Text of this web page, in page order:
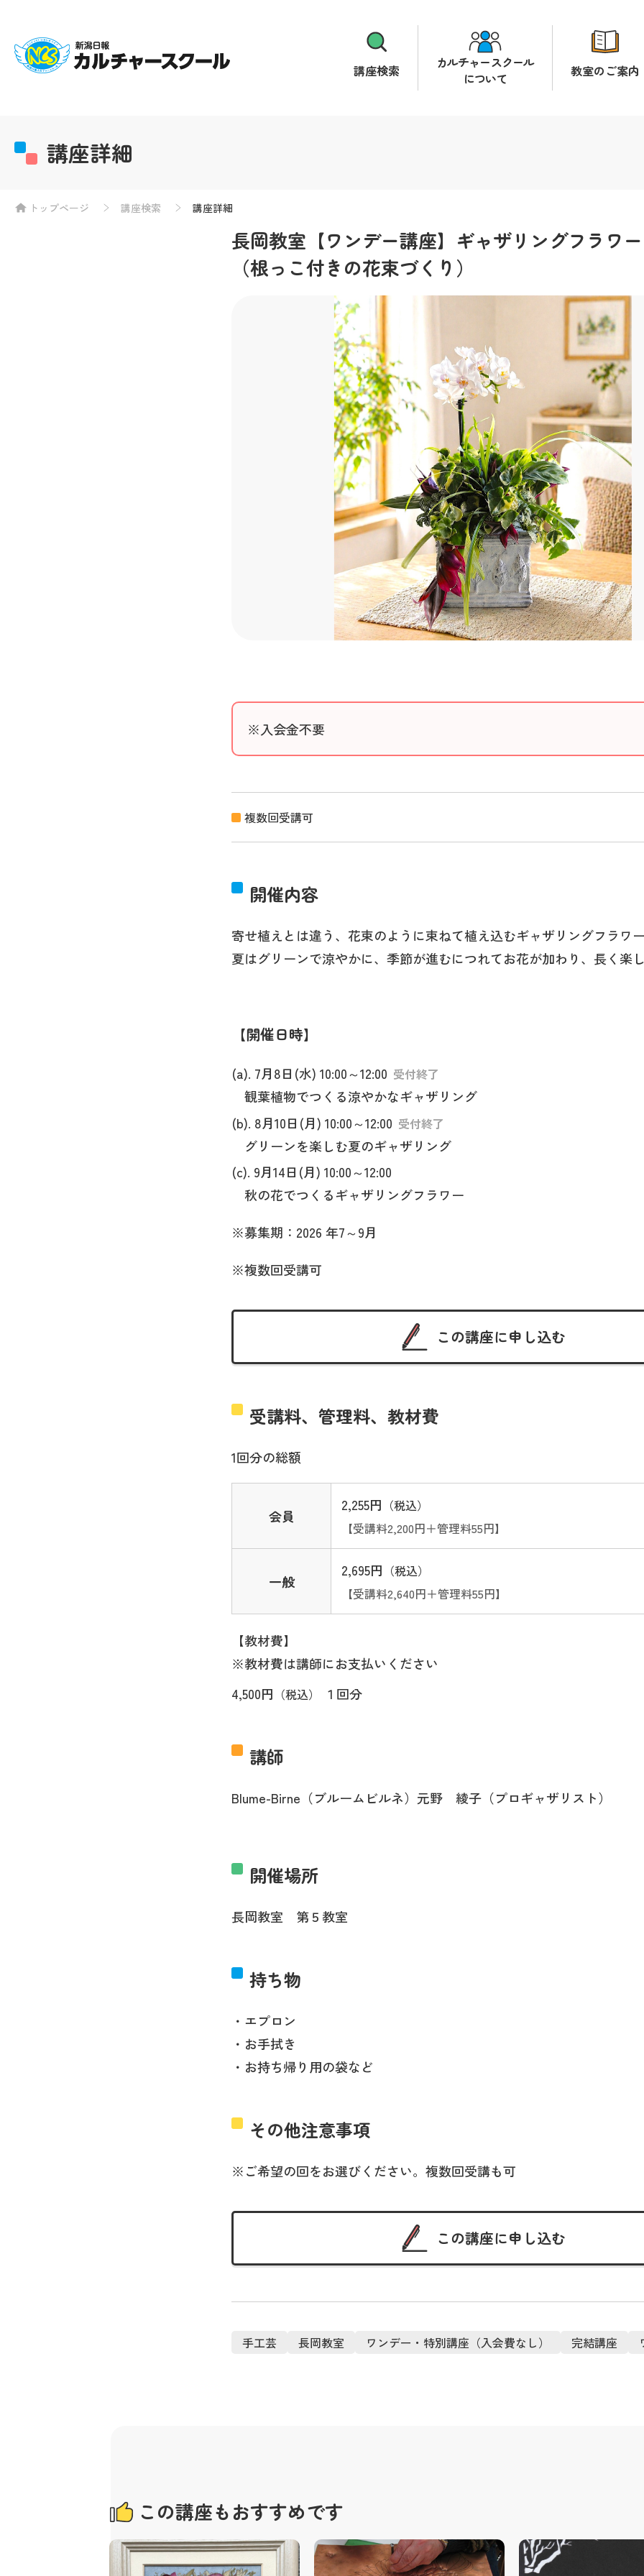
講座検索
カルチャースクール
について
教室のご案内
講座詳細
トップページ 講座検索 講座詳細
長岡教室【ワンデー講座】ギャザリングフラワ
（根っこ付きの花束づくり）
※入会金不要
複数回受講可
開催内容
寄せ植えとは違う、花束のように束ねて植え込むギャザリングフラワー
夏はグリーンで涼やかに、季節が進むにつれてお花が加わり、長く楽し
開催日時
(a). 7月8日(水) 10:00～12:00 受付終了
観葉植物でつくる涼やかなギャザリング
(b). 8月10日(月) 10:00～12:00 受付終了
グリーンを楽しむ夏のギャザリング
(c). 9月14日(月) 10:00～12:00
秋の花でつくるギャザリングフラワー
※募集期：2026 年7～9月
※複数回受講可
この講座に申し込む
受講料、管理料、教材費
1回分の総額
会員
2,255円 （税込）
【受講料2,200円＋管理料55円】
一般
2,695円 （税込）
【受講料2,640円＋管理料55円】
【教材費】
※教材費は講師にお支払いください
4,500円 （税込） １回分
講師
Blume-Birne（ブルームビルネ）元野 綾子（プロギャザリスト）
開催場所
長岡教室 第５教室
持ち物
・エプロン
・お手拭き
・お持ち帰り用の袋など
その他注意事項
※ご希望の回をお選びください。複数回受講も可
この講座に申し込む
手工芸 長岡教室 ワンデー・特別講座（入会費なし） 完結講座
この講座もおすすめです